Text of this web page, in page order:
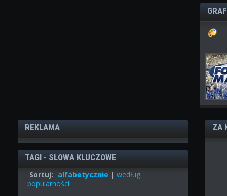
REKLAMA
TAGI - SŁOWA KLUCZOWE
Sortuj: alfabetycznie |według
popularności
ZA